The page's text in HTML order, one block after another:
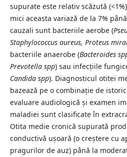
supurate este relativ scăzută
mici aceasta variază de la 7%
cauzali sunt bacteriile aerobe (
Staphylococcus aureus, Proteus
bacteriile anaerobe (Bacteroides
Prevotella spp) sau infecțiile
Candida spp). Diagnosticul otitei
bazează pe o combinație de
evaluare audiologică și examen
maladiei sunt clasificate în
Otita medie cronică supurată
conductivă ușoară (o creștere cu
pragurilor de auz) până la